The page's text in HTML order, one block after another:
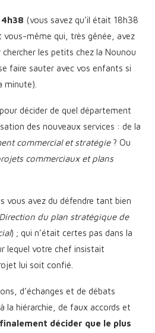
(vous savez qu’il était 18h38
vous-même qui, très gênée, avez
chercher les petits chez la Nounou
faire sauter avec vos enfants si
minute).
décider de quel département
des nouveaux services : de la
commercial et stratégie? Ou
commerciaux et plans
vous avez du défendre tant bien
Direction du plan stratégique de
) ; qui n’était certes pas dans la
lequel votre chef insistait
lui soit confié.
d’échanges et de débats
la hiérarchie, de faux accords et
décider que le plus